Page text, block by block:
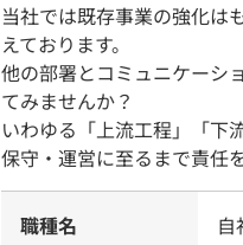
当社では既存事業の強化は
えております。
他の部署とコミュニケーシ
てみませんか？
いわゆる「上流工程」「下
保守・運営に至るまで責任
職種名 自